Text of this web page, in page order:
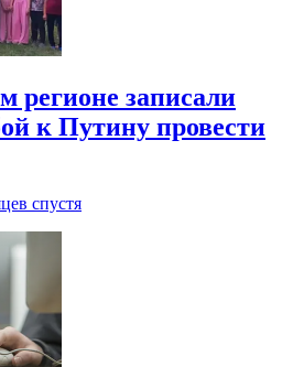
регионе записали
к Путину провести
спустя